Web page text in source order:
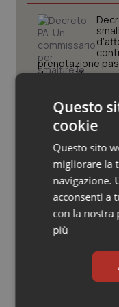
Veneto
Oncologia &
Psoriasi &
Quotidiano
Quotidiano
Quotidiano
Quotidiano
Rene &
prenotazione
delle tariffe
più
Pnrr
X e
Questo
cookie
Questo sito
migliorare la
navigazione.
acconsenti a
con la nostra
più